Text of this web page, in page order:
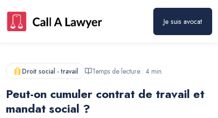
Je suis avocat
Droit social - travail Temps de lecture :4 min.
Peut-on cumuler contrat de travail et
mandat social ?